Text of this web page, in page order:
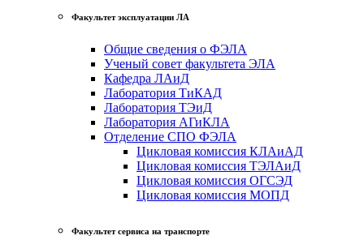
Факультет эксплуатации ЛА
Общие сведения о ФЭЛА
Ученый совет факультета ЭЛА
Кафедра ЛАиД
Лаборатория ТиКАД
Лаборатория ТЭиД
Лаборатория АГиКЛА
Отделение СПО ФЭЛА
Цикловая комиссия КЛАиАД
Цикловая комиссия ТЭЛАиД
Цикловая комиссия ОГСЭД
Цикловая комиссия МОПД
Факультет сервиса на транспорте